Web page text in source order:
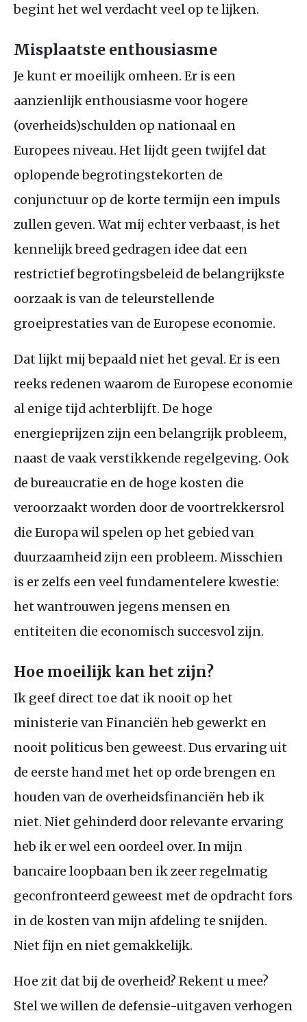
begint het wel verdacht veel op te lijken.
Misplaatste enthousiasme
Je kunt er moeilijk omheen. Er is een
aanzienlijk enthousiasme voor hogere
(overheids)schulden op nationaal en
Europees niveau. Het lijdt geen twijfel dat
oplopende begrotingstekorten de
conjunctuur op de korte termijn een impuls
zullen geven. Wat mij echter verbaast, is het
kennelijk breed gedragen idee dat een
restrictief begrotingsbeleid de belangrijkste
oorzaak is van de teleurstellende
groeiprestaties van de Europese economie.
Dat lijkt mij bepaald niet het geval. Er is een
reeks redenen waarom de Europese economie
al enige tijd achterblijft. De hoge
energieprijzen zijn een belangrijk probleem,
naast de vaak verstikkende regelgeving. Ook
de bureaucratie en de hoge kosten die
veroorzaakt worden door de voortrekkersrol
die Europa wil spelen op het gebied van
duurzaamheid zijn een probleem. Misschien
is er zelfs een veel fundamentelere kwestie:
het wantrouwen jegens mensen en
entiteiten die economisch succesvol zijn.
Hoe moeilijk kan het zijn?
Ik geef direct toe dat ik nooit op het
ministerie van Financiën heb gewerkt en
nooit politicus ben geweest. Dus ervaring uit
de eerste hand met het op orde brengen en
houden van de overheidsfinanciën heb ik
niet. Niet gehinderd door relevante ervaring
heb ik er wel een oordeel over. In mijn
bancaire loopbaan ben ik zeer regelmatig
geconfronteerd geweest met de opdracht fors
in de kosten van mijn afdeling te snijden.
Niet fijn en niet gemakkelijk.
Hoe zit dat bij de overheid? Rekent u mee?
Stel we willen de defensie-uitgaven verhogen